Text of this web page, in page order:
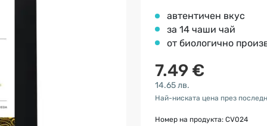
автентичен вкус
за 14 чаши чай
от биологично
7.49 €
14.65 лв.
Най-ниската цена през
Номер на продукта: CV024